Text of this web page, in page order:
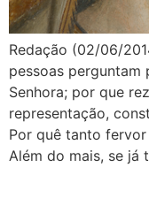
Redação (02/06/
pessoas perguntam
Senhora; por que
representação,
Por quê tanto
Além do mais, se já